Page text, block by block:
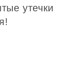
утечки